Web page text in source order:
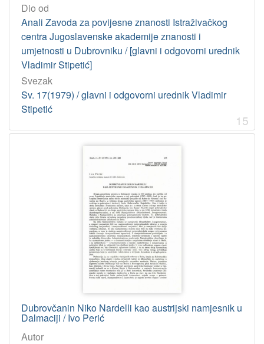
Dio od
Anali Zavoda za povijesne znanosti Istraživačkog
centra Jugoslavenske akademije znanosti i
umjetnosti u Dubrovniku / [glavni i odgovorni urednik
Vladimir Stipetić]
Svezak
Sv. 17(1979) / glavni i odgovorni urednik Vladimir
Stipetić
15
Dubrovčanin Niko Nardelli kao austrijski namjesnik u
Dalmaciji / Ivo Perić
Autor